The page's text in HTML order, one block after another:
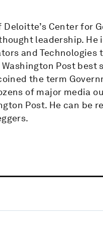
Center for
leadership. He
and Technologies
Post best
the term
of major media
Post. He can be